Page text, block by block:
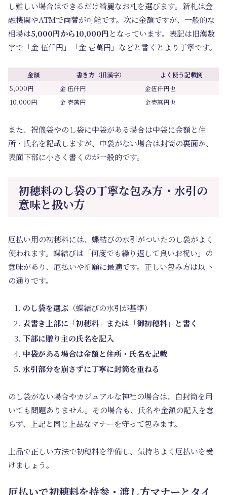
し難しい場合はできるだけ綺麗なお札を選びます。新札は金
融機関やATMで両替が可能です。次に金額ですが、一般的な
相場は5,000円から10,000円となっています。表記は旧漢数
字で「金 伍仟円」「金 壱萬円」などと書くとより丁寧です。
金額 書き方（旧漢字）
よく使う記載例
5,000円
金 伍仟円
金伍仟円也
10,000円
金 壱萬円 金壱萬円也
また、祝儀袋やのし袋に中袋がある場合は中袋に金額と住
所・氏名を記載しますが、中袋がない場合は封筒の裏面か、
表面下部に小さく書くのが一般的です。
初穂料のし袋の丁寧な包み方・水引の
意味と扱い方
厄払い用の初穂料には、蝶結びの水引がついたのし袋がよく
使われます。蝶結びは「何度でも繰り返して良いお祝い」の
意味があり、厄払いや祈願に最適です。正しい包み方は以下
の通りです。
のし袋を選ぶ （蝶結びの水引が基準）
表書き上部に「初穂料」または「御初穂料」と書く
下部に贈り主の氏名を記入
中袋がある場合は金額と住所・氏名を記載
水引部分を崩さずに丁寧に封筒を重ねる
のし袋がない場合やカジュアルな神社の場合は、白封筒を用
いても問題ありません。その場合も、氏名や金額の記入を怠
らず、上記と同じ上品なマナーを守って包みます。
上品で正しい方法で初穂料を準備し、気持ちよく厄払いを受
けましょう。
厄払いで初穂料を持参・渡し方マナーとタイ